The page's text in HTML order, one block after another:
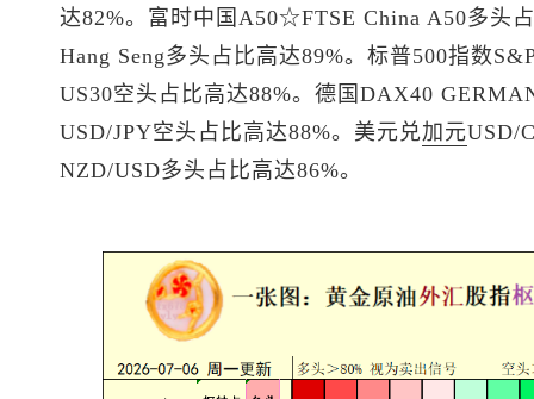
达82%。富时中国A50☆FTSE China A50多头
Hang Seng多头占比高达89%。 标普500指数
US30空头占比高达88%。德国DAX40
USD/JPY空头占比高达88%。 美元兑加元USD/
NZD/USD多头占比高达86%。